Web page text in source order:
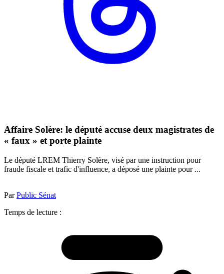
Affaire Solère: le député accuse deux magistrates de
« faux » et porte plainte
Le député LREM Thierry Solère, visé par une instruction pour
fraude fiscale et trafic d'influence, a déposé une plainte pour ...
ParPublic Sénat
Temps de lecture :